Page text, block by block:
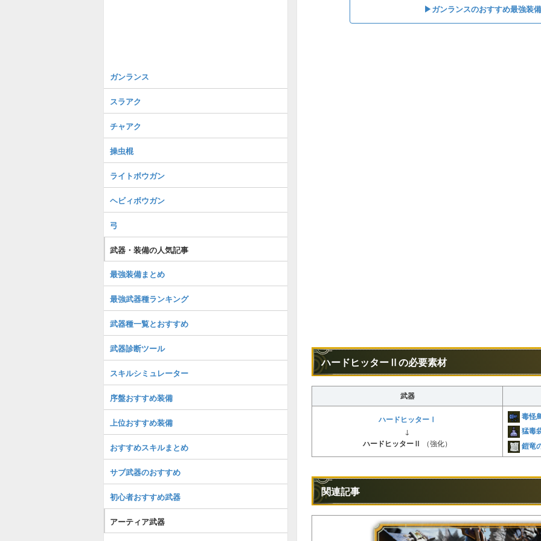
▶︎ガンランスのおすすめ最強装
ハードヒッターⅡの必要素材
武器
ハードヒッターⅠ
↓
ハードヒッターⅡ （強化）
毒怪
猛毒
鎧竜
関連記事
ガンランス
スラアク
チャアク
操虫棍
ライトボウガン
ヘビィボウガン
弓
武器・装備の人気記事
最強装備まとめ
最強武器種ランキング
武器種一覧とおすすめ
武器診断ツール
スキルシミュレーター
序盤おすすめ装備
上位おすすめ装備
おすすめスキルまとめ
サブ武器のおすすめ
初心者おすすめ武器
アーティア武器